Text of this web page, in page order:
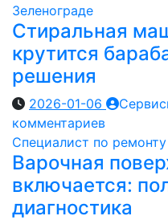
Зеленограде
Стиральная
крутится
решения
2026-01-06
комментариев
Специалист по
Варочная
включается:
диагностика